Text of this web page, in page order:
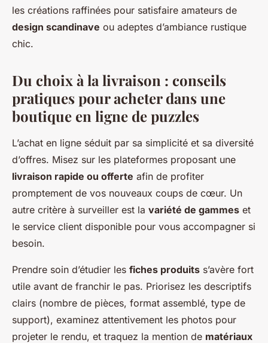
les créations raffinées pour satisfaire amateurs de
design scandinave ou adeptes d’ambiance rustique
chic.
Du choix à la livraison : conseils
pratiques pour acheter dans une
boutique en ligne de puzzles
L’achat en ligne séduit par sa simplicité et sa diversité
d’offres. Misez sur les plateformes proposant une
livraison rapide ou offerte afin de profiter
promptement de vos nouveaux coups de cœur. Un
autre critère à surveiller est la variété de gammes et
le service client disponible pour vous accompagner si
besoin.
Prendre soin d’étudier les fiches produits s’avère fort
utile avant de franchir le pas. Priorisez les descriptifs
clairs (nombre de pièces, format assemblé, type de
support), examinez attentivement les photos pour
projeter le rendu, et traquez la mention de matériaux